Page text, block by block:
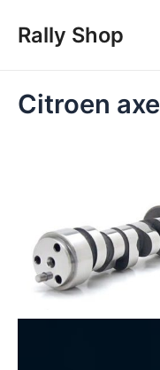
Rally Shop
Citroen axe